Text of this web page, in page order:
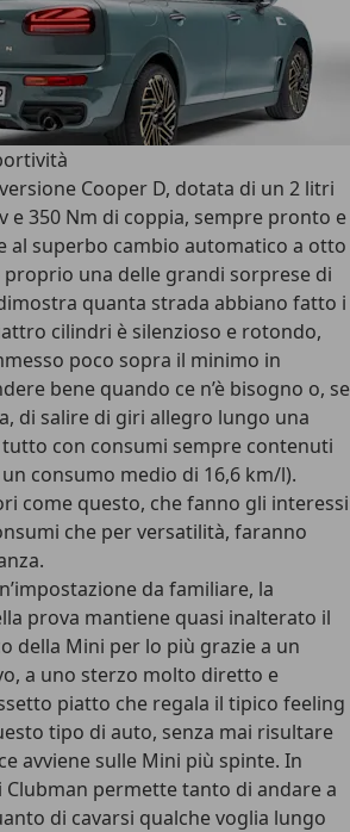
Cooper D, dotata di un 2 litri
e 350 Nm di coppia, sempre pronto e
al superbo cambio automatico a otto
una delle grandi sorprese di
quanta strada abbiano fatto i
cilindri è silenzioso e rotondo,
poco sopra il minimo in
bene quando ce n’è bisogno o, se
di salire di giri allegro lungo una
con consumi sempre contenuti
consumo medio di 16,6 km/l).
come questo, che fanno gli interessi
che per versatilità, faranno
da familiare, la
prova mantiene quasi inalterato il
della Mini per lo più grazie a un
a uno sterzo molto diretto e
piatto che regala il tipico feeling
tipo di auto, senza mai risultare
avviene sulle Mini più spinte. In
permette tanto di andare a
di cavarsi qualche voglia lungo